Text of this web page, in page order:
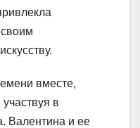
вместе,
в
Валентина и ее